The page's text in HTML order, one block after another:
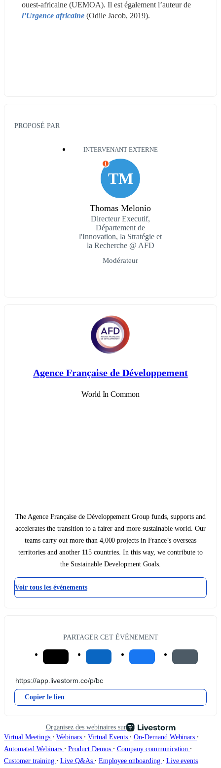
ouest-africaine (UEMOA). Il est également l’auteur de
l’Urgence africaine (Odile Jacob, 2019).
PROPOSÉ PAR
INTERVENANT EXTERNE
TM
I
Thomas Melonio
Directeur Executif,
Département de
l'Innovation, la Stratégie et
la Recherche @ AFD
Modérateur
Agence Française de Développement
World In Common
The Agence Française de Développement Group funds, supports and
accelerates the transition to a fairer and more sustainable world. Our
teams carry out more than 4,000 projects in France’s overseas
territories and another 115 countries. In this way, we contribute to
the Sustainable Development Goals.
Voir tous les événements
PARTAGER CET ÉVÉNEMENT
Copier le lien
Organisez des webinaires sur
Virtual Meetings ∙ Webinars ∙ Virtual Events ∙ On-Demand Webinars ∙
Automated Webinars ∙ Product Demos ∙ Company communication ∙
Customer training ∙ Live Q&As ∙ Employee onboarding ∙ Live events